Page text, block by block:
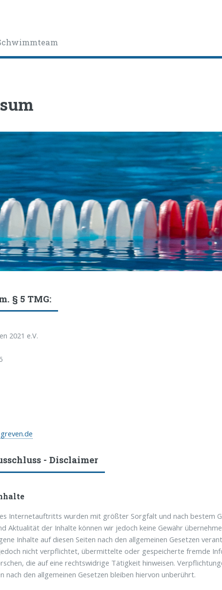
§ 5 TMG:
2021 e.V.
- Disclaimer
Internetauftritts wurden mit größter Sorgfalt und nach bestem
Aktualität der Inhalte können wir jedoch keine Gewähr
Inhalte auf diesen Seiten nach den allgemeinen Gesetzen
nicht verpflichtet, übermittelte oder gespeicherte fremde
die auf eine rechtswidrige Tätigkeit hinweisen.
nach den allgemeinen Gesetzen bleiben hiervon unberührt.